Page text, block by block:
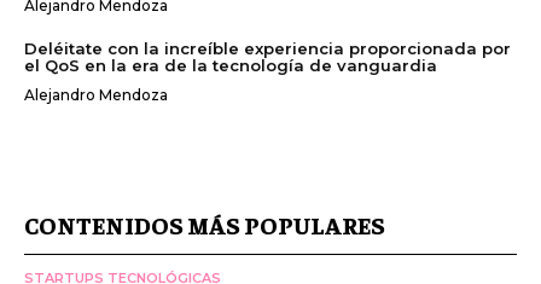
Alejandro Mendoza
Deléitate con la increíble experiencia proporcionada por
el QoS en la era de la tecnología de vanguardia
Alejandro Mendoza
CONTENIDOS MÁS POPULARES
STARTUPS TECNOLÓGICAS